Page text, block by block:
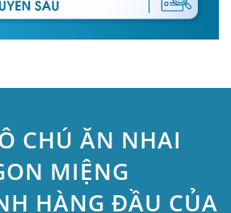
CHÚ ĂN NHAI
MIỆNG
HÀNG ĐẦU CỦA